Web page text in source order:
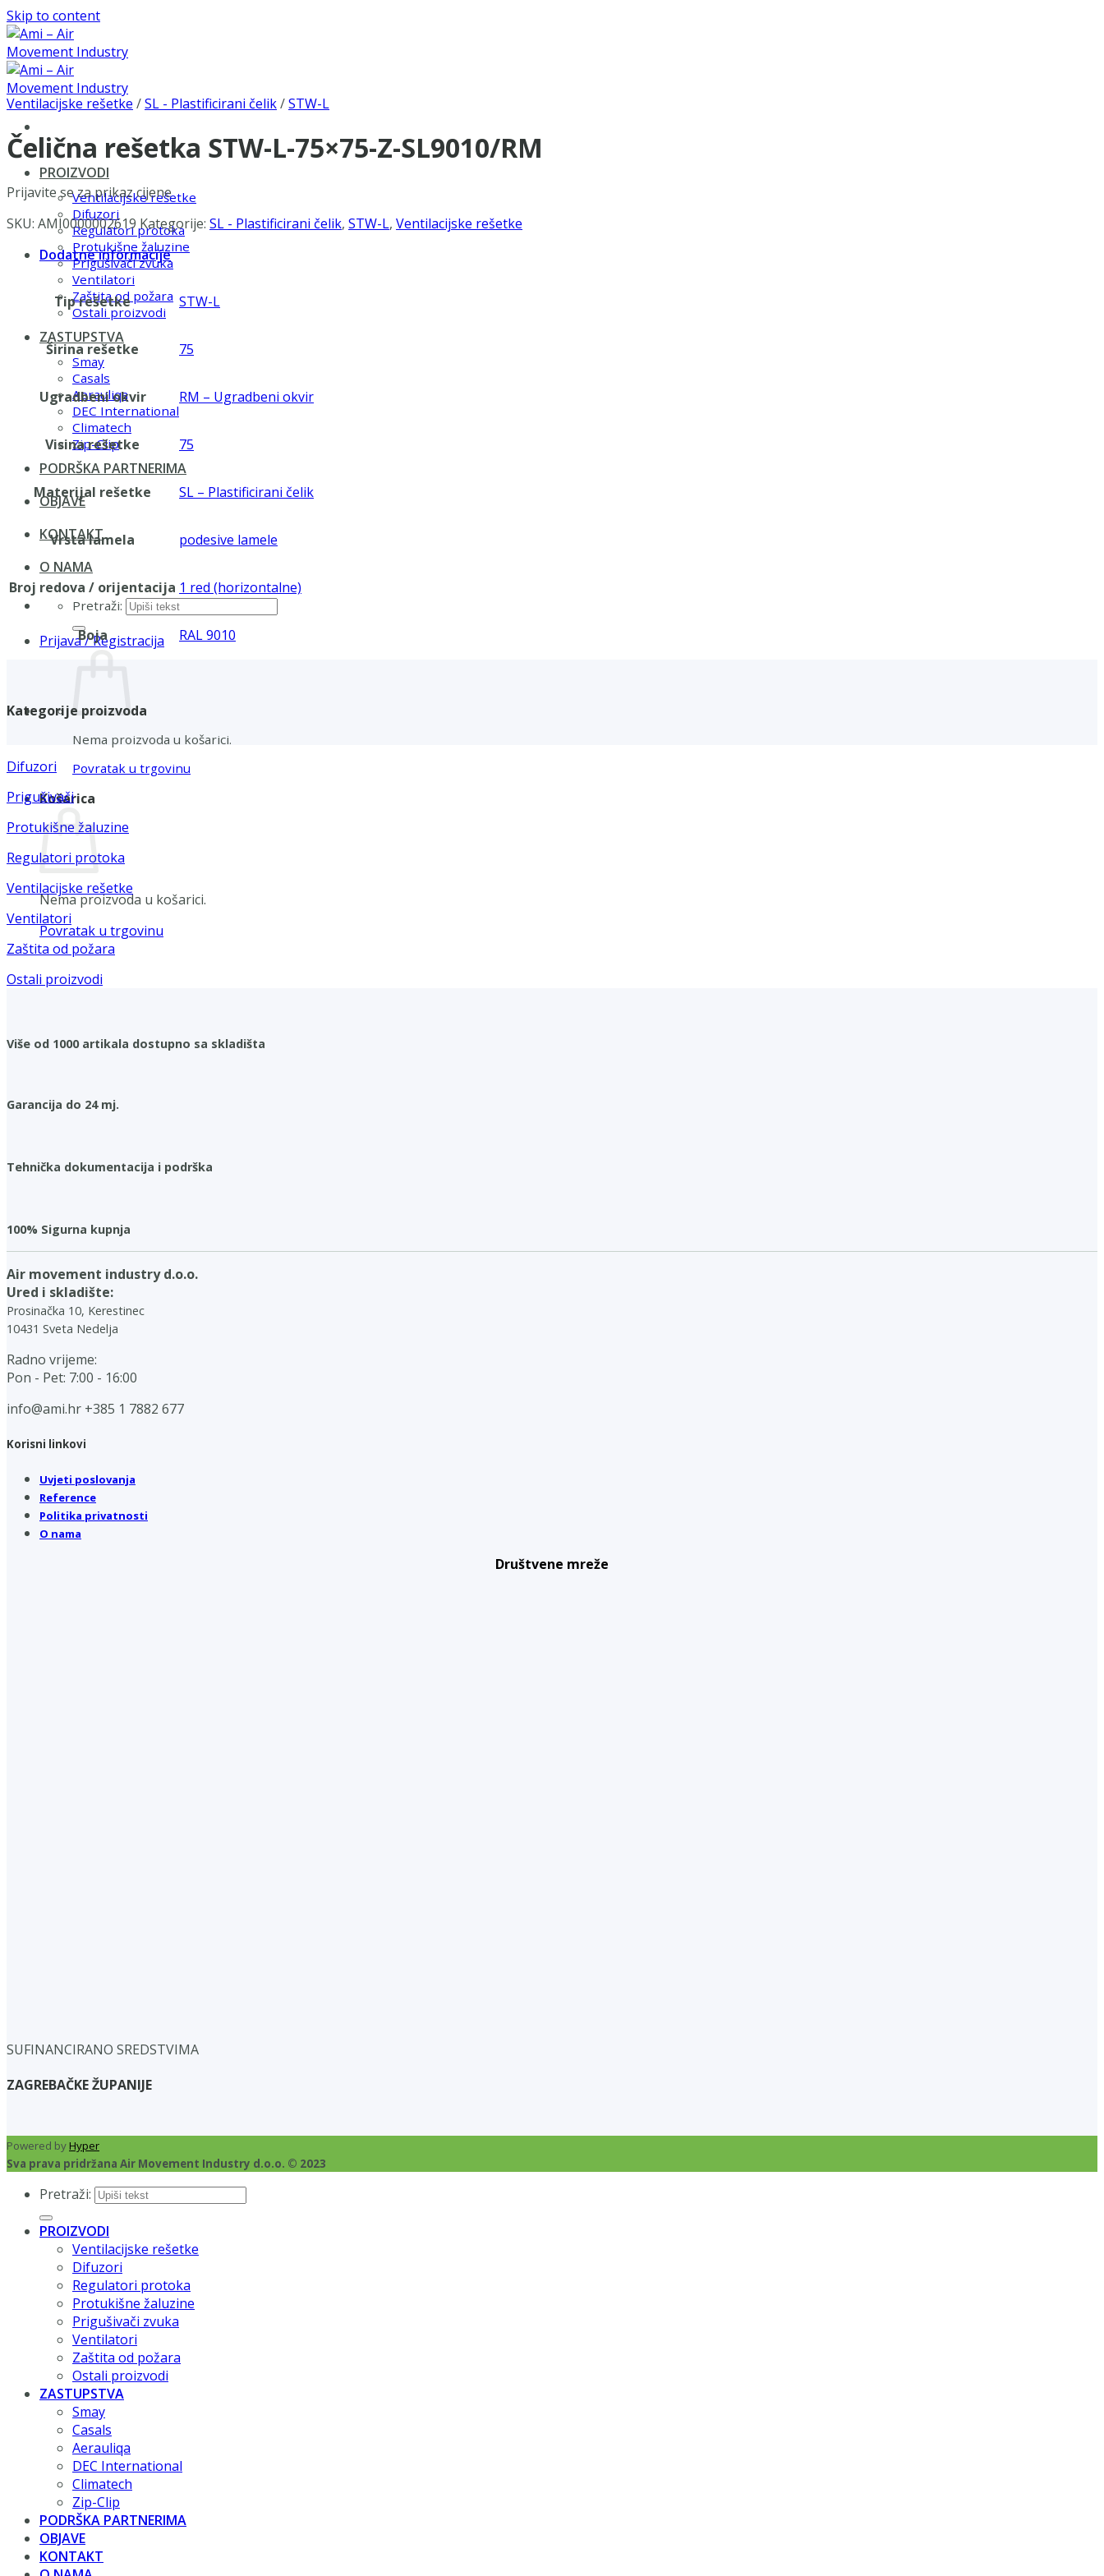
Skip to content
PROIZVODI
Ventilacijske rešetke
Difuzori
Regulatori protoka
Protukišne žaluzine
Prigušivači zvuka
Ventilatori
Zaštita od požara
Ostali proizvodi
ZASTUPSTVA
Smay
Casals
Aerauliqa
DEC International
Climatech
Zip-Clip
PODRŠKA PARTNERIMA
OBJAVE
KONTAKT
O NAMA
Pretraži:
Prijava / Registracija
Nema proizvoda u košarici.
Povratak u trgovinu
Košarica
Nema proizvoda u košarici.
Povratak u trgovinu
Ventilacijske rešetke /SL - Plastificirani čelik/STW-L
Čelična rešetka STW-L-75×75-Z-SL9010/RM
Prijavite se za prikaz cijene
SKU: AMI0000002619 Kategorije: SL - Plastificirani čelik, STW-L, Ventilacijske rešetke
Dodatne informacije
Tip rešetke STW-L
Širina rešetke 75
Ugradbeni okvir RM – Ugradbeni okvir
Visina rešetke 75
Materijal rešetke SL – Plastificirani čelik
Vrsta lamela podesive lamele
Broj redova / orijentacija 1 red (horizontalne)
Boja RAL 9010
Kategorije proizvoda
Difuzori
Prigušivači
Protukišne žaluzine
Regulatori protoka
Ventilacijske rešetke
Ventilatori
Zaštita od požara
Ostali proizvodi
Više od 1000 artikala dostupno sa skladišta
Garancija do 24 mj.
Tehnička dokumentacija i podrška
100% Sigurna kupnja
Air movement industry d.o.o.
Ured i skladište:
Prosinačka 10, Kerestinec
10431 Sveta Nedelja
Radno vrijeme:
Pon - Pet: 7:00 - 16:00
info@ami.hr +385 1 7882 677
Korisni linkovi
Uvjeti poslovanja
Reference
Politika privatnosti
O nama
Društvene mreže
SUFINANCIRANO SREDSTVIMA
ZAGREBAČKE ŽUPANIJE
Powered byHyper
Sva prava pridržana Air Movement Industry d.o.o. © 2023
Pretraži:
PROIZVODI
Ventilacijske rešetke
Difuzori
Regulatori protoka
Protukišne žaluzine
Prigušivači zvuka
Ventilatori
Zaštita od požara
Ostali proizvodi
ZASTUPSTVA
Smay
Casals
Aerauliqa
DEC International
Climatech
Zip-Clip
PODRŠKA PARTNERIMA
OBJAVE
KONTAKT